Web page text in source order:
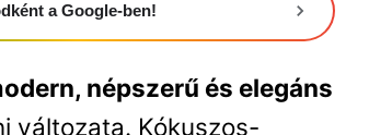
a Google-ben!
népszerű és elegáns
változata. Kókuszos-